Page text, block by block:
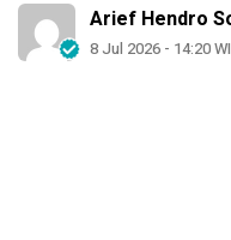
Arief Hendro
8 Jul 2026 - 14:20